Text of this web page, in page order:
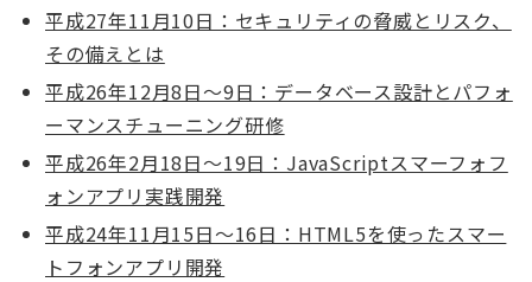
平成27年11月10日：セキュリティの脅威とリスク、
その備えとは
平成26年12月8日～9日：データベース設計とパフォ
ーマンスチューニング研修
平成26年2月18日～19日：JavaScriptスマーフォフ
ォンアプリ実践開発
平成24年11月15日～16日：HTML5を使ったスマー
トフォンアプリ開発